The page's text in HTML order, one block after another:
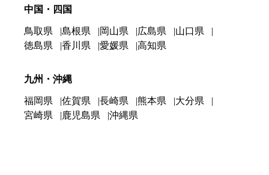
中国・四国
鳥取県 島根県 岡山県 広島県
山口県
徳島県
香川県 愛媛県 高知県
九州・沖縄
福岡県 佐賀県 長崎県 熊本県
大分県
宮崎県
鹿児島県 沖縄県